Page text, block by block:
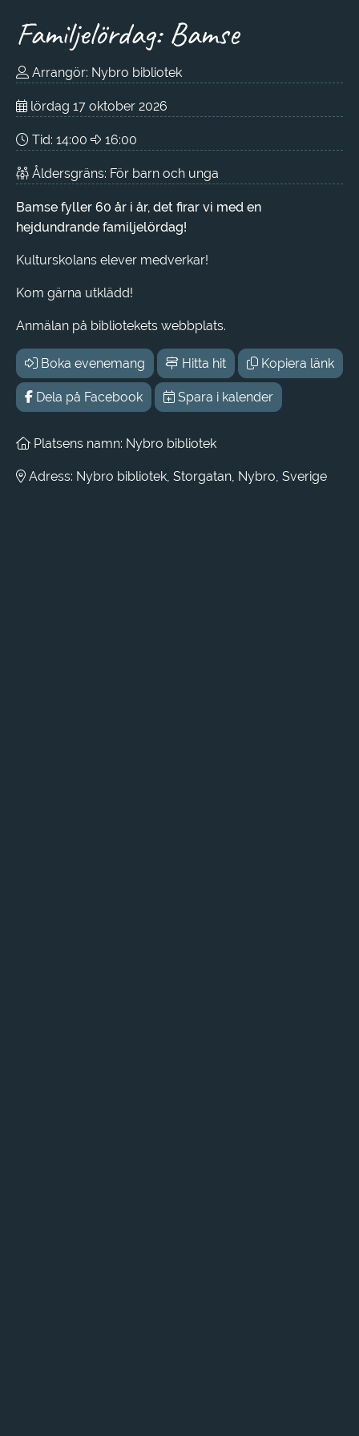
Familjelördag: Bamse
Arrangör: Nybro bibliotek
lördag 17 oktober 2026
Tid: 14:00 16:00
Åldersgräns: För barn och unga
Bamse fyller 60 år i år, det firar vi med en
hejdundrande familjelördag!
Kulturskolans elever medverkar!
Kom gärna utklädd!
Anmälan på bibliotekets webbplats.
Boka evenemang Hitta hit Kopiera länk
Dela på Facebook Spara i kalender
Platsens namn: Nybro bibliotek
Adress: Nybro bibliotek, Storgatan, Nybro, Sverige